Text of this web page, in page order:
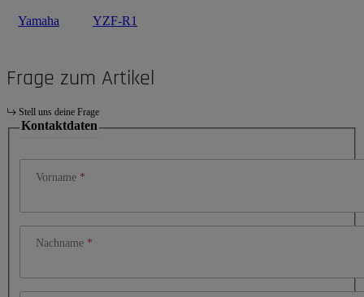
Yamaha YZF-R1
Frage zum Artikel
Stell uns deine Frage
Kontaktdaten
Vorname
Nachname